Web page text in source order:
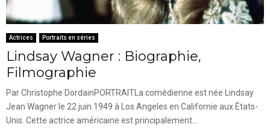
Actrices Portraits en séries
Lindsay Wagner : Biographie,
Filmographie
Par Christophe DordainPORTRAITLa comédienne est née Lindsay
Jean Wagner le 22 juin 1949 à Los Angeles en Californie aux États-
Unis. Cette actrice américaine est principalement...